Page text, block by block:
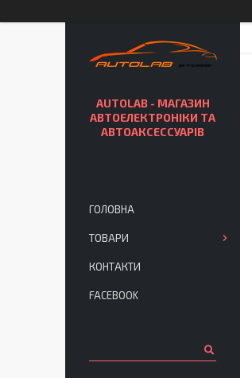
AUTOLAB - МАГАЗИН
АВТОЕЛЕКТРОНІКИ ТА
АВТОАКСЕССУАРІВ
ГОЛОВНА
ТОВАРИ
КОНТАКТИ
FACEBOOK